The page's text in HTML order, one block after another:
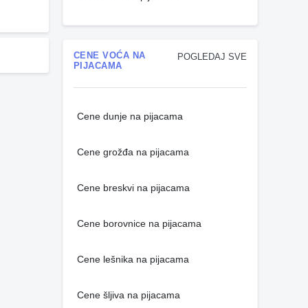
POGLEDAJ SVE
CENE VOĆA NA
PIJACAMA
Cene dunje na pijacama
Cene grožđa na pijacama
Cene breskvi na pijacama
Cene borovnice na pijacama
Cene lešnika na pijacama
Cene šljiva na pijacama